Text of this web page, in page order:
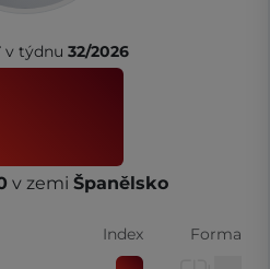
v týdnu 32/2026
v zemi Španělsko
Index Forma